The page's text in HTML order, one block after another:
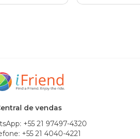
de vendas
+55 21 97497-4320
: +55 21 4040-4221